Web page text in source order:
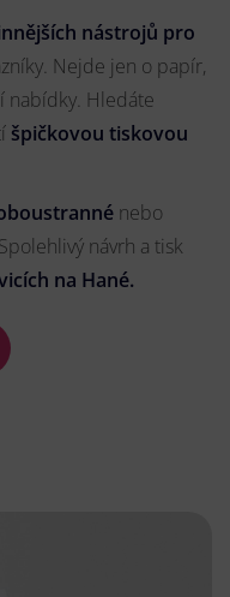
nástrojů pro
Nejde jen o papír,
nabídky. Hledáte
špičkovou tiskovou
nebo
návrh a tisk
na Hané.